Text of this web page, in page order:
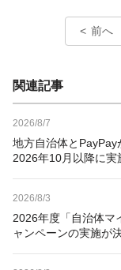
前へ
関連記事
2026/8/7
地方自治体とPayPay
2026年10月以降に実
2026/8/3
2026年度「自治体マ
ャンペーンの実施が